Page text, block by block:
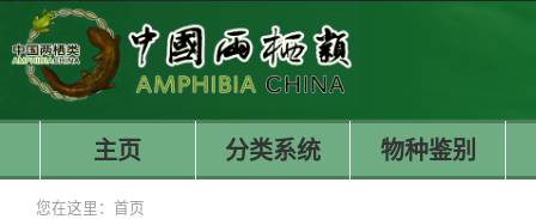
主页 分类系统 物种鉴别
您在这里： 首页